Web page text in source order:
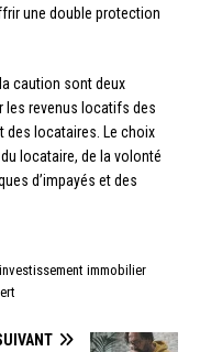
une double protection
caution sont deux
revenus locatifs des
des locataires. Le choix
locataire, de la volonté
d’impayés et des
immobilier